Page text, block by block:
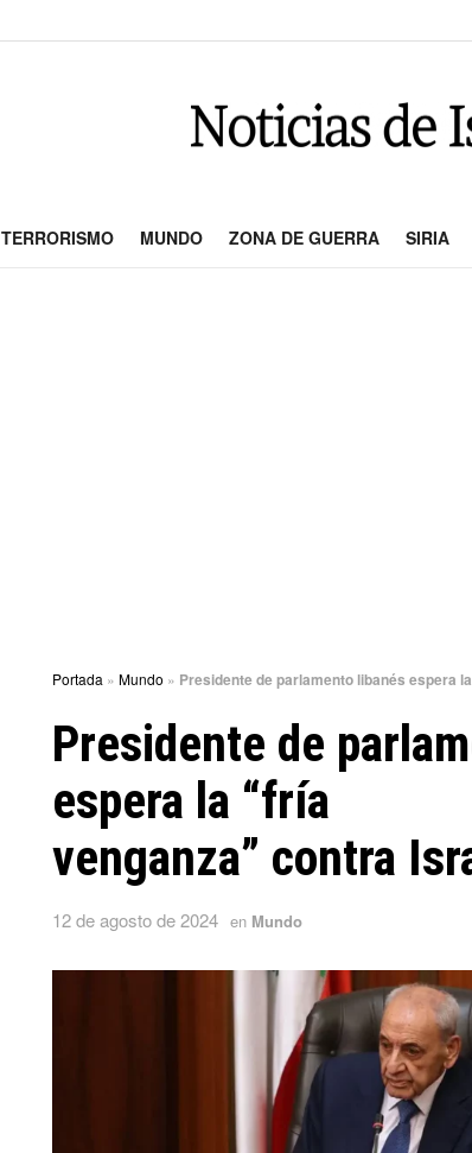
TERRORISMO MUNDO ZONA DE GUERRA SIRIA
Portada » Mundo » Presidente de parlamento libanés espera
Presidente de
espera la “fría
venganza” contra
12 de agosto de 2024 en Mundo